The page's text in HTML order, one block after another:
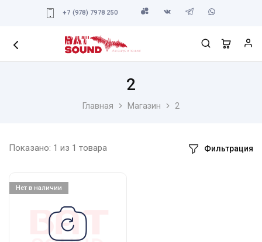
+7 (978) 7978 250
Главная Магазин 2
2
Показано: 1 из 1 товара Фильтрация
Нет в наличии